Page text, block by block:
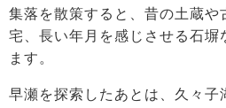
集落を散策すると、昔の土蔵や
宅、長い年月を感じさせる石塀
ます。
早瀬を探索したあとは、久々子